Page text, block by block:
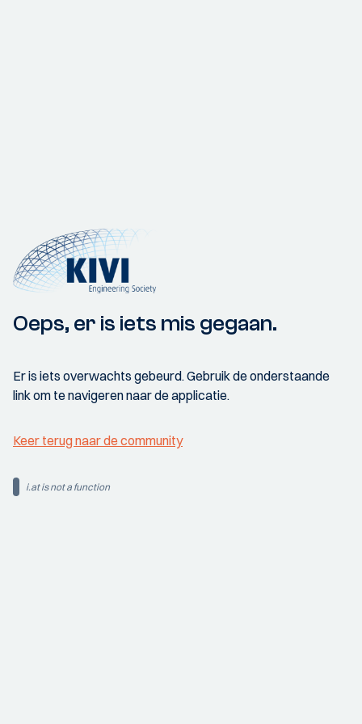
Oeps, er is iets mis gegaan.
Er is iets overwachts gebeurd. Gebruik de onderstaande
link om te navigeren naar de applicatie.
Keer terug naar de community
i.at is not a function